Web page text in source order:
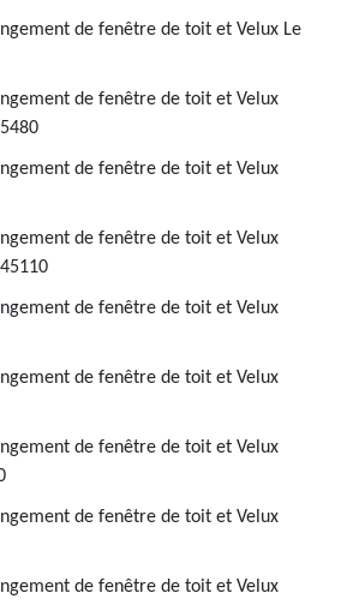
de fenêtre de toit et Velux Le
de fenêtre de toit et Velux
de fenêtre de toit et Velux
de fenêtre de toit et Velux
de fenêtre de toit et Velux
de fenêtre de toit et Velux
de fenêtre de toit et Velux
de fenêtre de toit et Velux
de fenêtre de toit et Velux